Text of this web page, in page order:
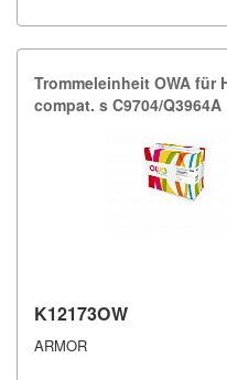
Trommeleinheit OWA für
compat.​ s C9704/​Q3964A
K12173OW
ARMOR